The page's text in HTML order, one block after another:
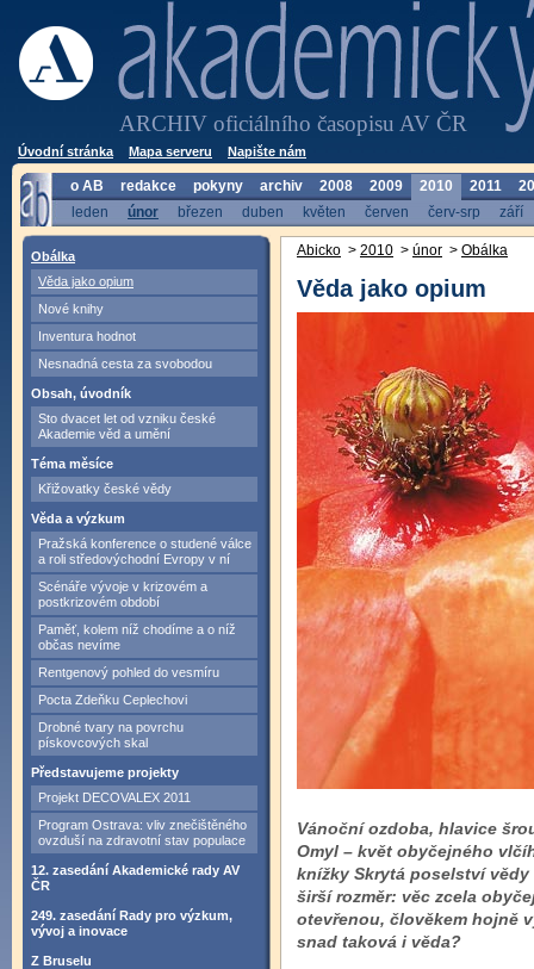
Úvodní stránka Mapa serveru Napište nám
ARCHIV oficiálního časopisu AV ČR
o AB redakce pokyny archiv 2008 2009
2010
leden
únor březen duben květen červen červ-srp září
2011
Obálka
Věda jako opium
Nové knihy
Inventura hodnot
Nesnadná cesta za svobodou
Obsah, úvodník
Sto dvacet let od vzniku české
Akademie věd a umění
Téma měsíce
Křižovatky české vědy
Věda a výzkum
Pražská konference o studené válce
a roli středovýchodní Evropy v ní
Scénáře vývoje v krizovém a
postkrizovém období
Paměť, kolem níž chodíme a o níž
občas nevíme
Rentgenový pohled do vesmíru
Pocta Zdeňku Ceplechovi
Drobné tvary na povrchu
pískovcových skal
Představujeme projekty
Projekt DECOVALEX 2011
Program Ostrava: vliv znečištěného
ovzduší na zdravotní stav populace
12. zasedání Akademické rady AV
ČR
249. zasedání Rady pro výzkum,
vývoj a inovace
Z Bruselu
Abicko > 2010 > únor > Obálka
Věda jako opium
Vánoční ozdoba, hlavice
Omyl – květ obyčejného
knížky Skrytá poselství
širší rozměr: věc zcela
otevřenou, člověkem hojně
snad taková i věda?